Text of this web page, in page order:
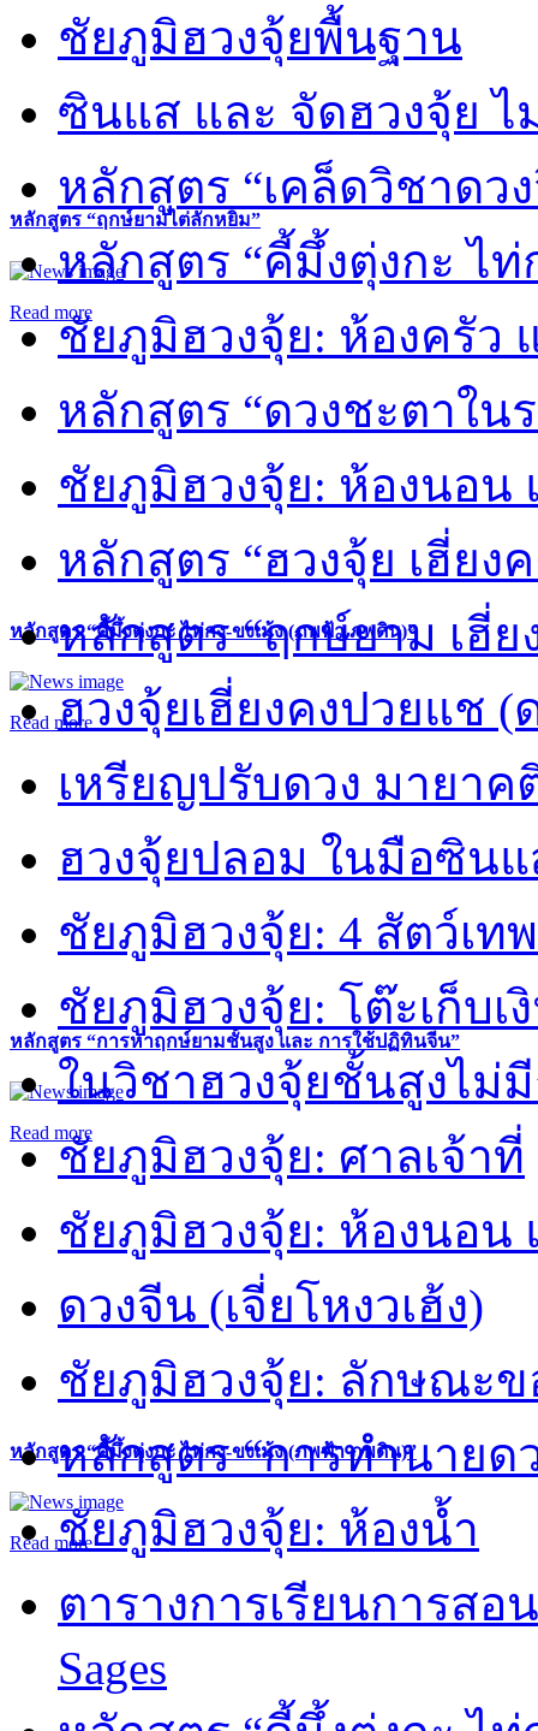
หลักสูตร “ฤกษ์ยามไต่ลักหยิ่ม”
Read more
หลักสูตร “คี้มึ้งตุ่งกะ ไท่กง-ขงเม้ง (ภพฟ้า ภพดิน)”
Read more
หลักสูตร “การหาฤกษ์ยามชั้นสูง และ การใช้ปฏิทินจีน”
Read more
หลักสูตร “คี้มึ้งตุ่งกะ ไท่กง-ขงเม้ง (ภพฟ้า ภพดิน)”
Read more
ชัยภูมิฮวงจุ้ยพื้นฐาน
ซินแส และ จัดฮวงจุ้ย ไ
หลักสูตร “เคล็ดวิชาดว
หลักสูตร “คี้มึ้งตุ่งกะ ไ
ชัยภูมิฮวงจุ้ย: ห้องครัว
หลักสูตร “ดวงชะตาใน
ชัยภูมิฮวงจุ้ย: ห้องนอน
หลักสูตร “ฮวงจุ้ย เฮี่ยง
หลักสูตร “ฤกษ์ยาม เฮี่ย
ฮวงจุ้ยเฮี่ยงคงปวยแช (
เหรียญปรับดวง มายา
ฮวงจุ้ยปลอม ในมือซิน
ชัยภูมิฮวงจุ้ย: 4 สัตว์เทพ
ชัยภูมิฮวงจุ้ย: โต๊ะเก็บเ
ในวิชาฮวงจุ้ยชั้นสูงไม่
ชัยภูมิฮวงจุ้ย: ศาลเจ้าที่
ชัยภูมิฮวงจุ้ย: ห้องนอน
ดวงจีน (เจี่ยโหงวเฮ้ง)
ชัยภูมิฮวงจุ้ย: ลักษณะ
หลักสูตร “การทำนายด
ชัยภูมิฮวงจุ้ย: ห้องน้ำ
ตารางการเรียนการส
Sages